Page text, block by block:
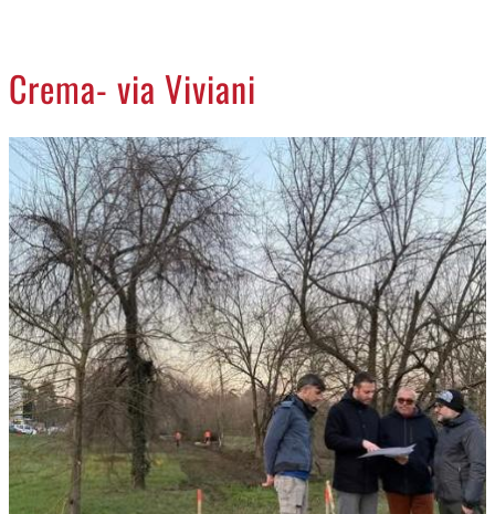
LA PIAZZA
ANIMALI
NECROLOGI
ACCEDI
Crema- via Viviani